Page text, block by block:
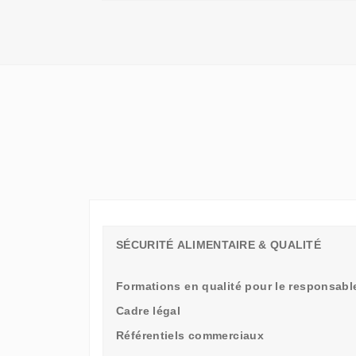
SÉCURITÉ ALIMENTAIRE & QUALITÉ
Formations en qualité pour le
Cadre légal
Référentiels commerciaux